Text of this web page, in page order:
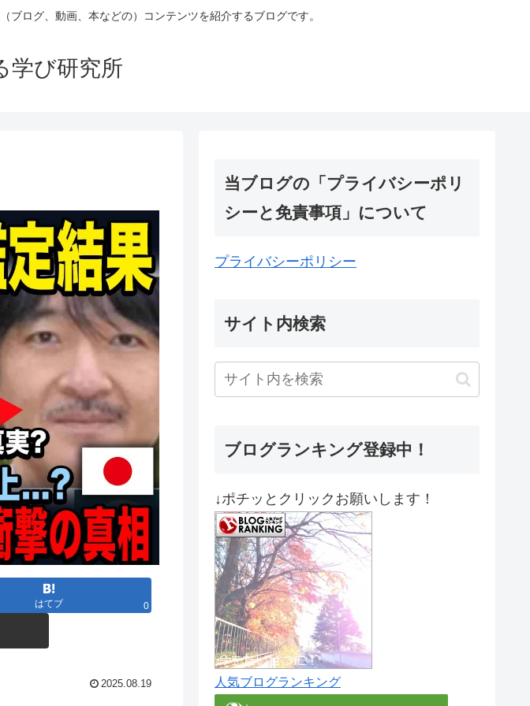
ログ、動画、本などの）コンテンツを紹介するブログです。
学び研究所
はてブ 0
2025.08.19
当ブログの「プライバシーポリ
シーと免責事項」について
プライバシーポリシー
サイト内検索
ブログランキング登録中！
↓ポチッとクリックお願いします！
人気ブログランキング